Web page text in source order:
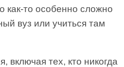
как-то особенно сложно
вуз или учиться там
включая тех, кто никогда